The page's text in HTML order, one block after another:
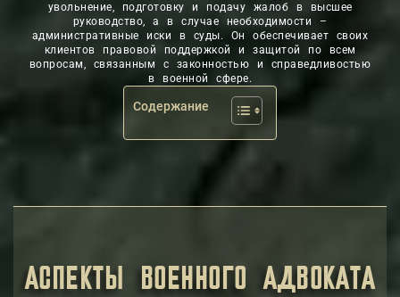
увольнение, подготовку и подачу жалоб в высшее
руководство, а в случае необходимости –
административные иски в суды. Он обеспечивает своих
клиентов правовой поддержкой и защитой по всем
вопросам, связанным с законностью и справедливостью
в военной сфере.
Содержание
АСПЕКТЫ ВОЕННОГО АДВОКАТА